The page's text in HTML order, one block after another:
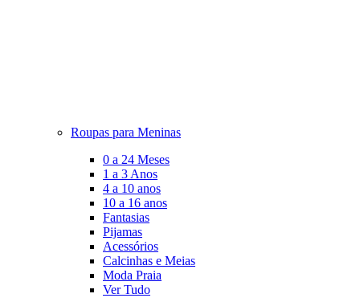
Roupas para Meninas
0 a 24 Meses
1 a 3 Anos
4 a 10 anos
10 a 16 anos
Fantasias
Pijamas
Acessórios
Calcinhas e Meias
Moda Praia
Ver Tudo